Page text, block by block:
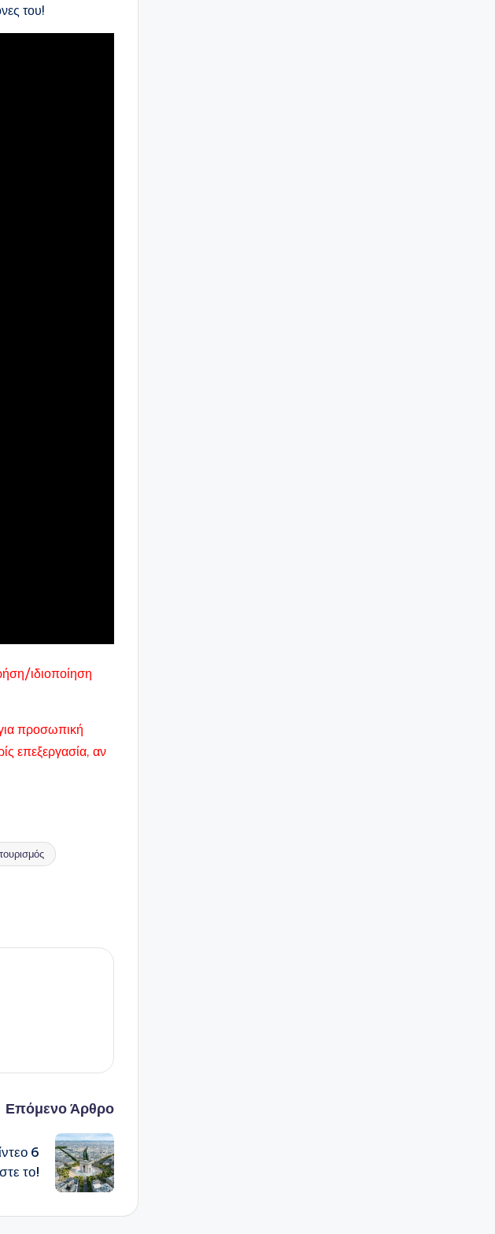
του!
ιδιοποίηση
προσωπική
επεξεργασία, αν
τουρισμός
Επόμενο Άρθρο
6
το!